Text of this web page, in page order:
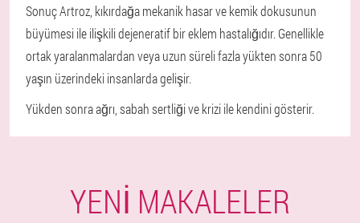
SonuçArtroz, kıkırdağa mekanik hasar ve kemik dokusunun
büyümesi ile ilişkili dejeneratif bir eklem hastalığıdır. Genellikle
ortak yaralanmalardan veya uzun süreli fazla yükten sonra 50
yaşın üzerindeki insanlarda gelişir.
Yükden sonra ağrı, sabah sertliği ve krizi ile kendini gösterir.
YENI MAKALELER